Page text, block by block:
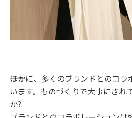
――ほかに、多くのブランドとのコ
います。ものづくりで大事にされ
か?